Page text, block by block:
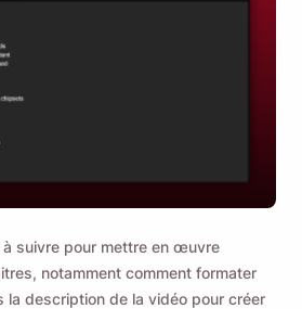
suivre pour mettre en œuvre
notamment comment formater
la description de la vidéo pour créer